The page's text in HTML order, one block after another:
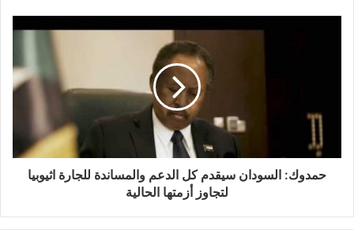
حمدوك: السودان سيقدم كل الدعم والمساندة للجارة اثيوبيا
لتجاوز أزمتها الحالية